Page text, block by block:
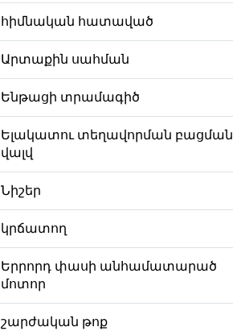
հիմնական հատաված
Արտաքին սահման
Ենթացի տրամագիծ
Ելակատու տեղավորման բացման
վալվ
Նիշեր
կրճատող
Երրորդ փասի անհամատարած
մոտոր
շարժական թոք